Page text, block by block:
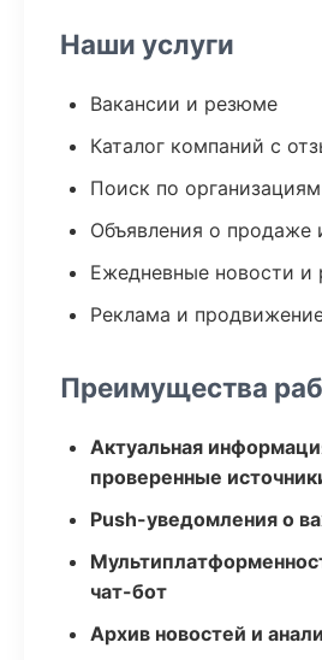
Наши услуги
Вакансии и резюме
Каталог компаний с
Поиск по
Объявления о продаже
Ежедневные новости и
Реклама и
Преимущества
Актуальная
проверенные
Push-уведомления о
чат-бот
Архив новостей и